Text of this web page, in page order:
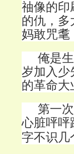
䄂像的印
的仇，多
妈敢咒耄
俺是
岁加入少
的革命大
第一
心脏呯呯
字不识几